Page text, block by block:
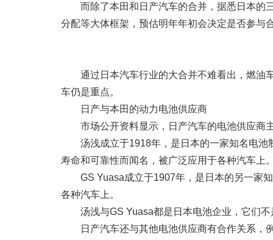
而除了本田和日产汽车的合并，据悉日本的
分配等大体框架，预估明年年初会决定是否参与
通过日本汽车行业的大合并不难看出，燃油
车仍是重点。
日产与本田的动力电池供应商
市场公开资料显示，日产汽车的电池供应商
汤浅成立于1918年，是日本的一家知名电
寿命和可靠性而闻名，被广泛应用于各种汽车上
GS Yuasa成立于1907年，是日本的另一家
各种汽车上。
汤浅与GS Yuasa都是日本电池企业，它们
日产汽车还与其他电池供应商有合作关系，